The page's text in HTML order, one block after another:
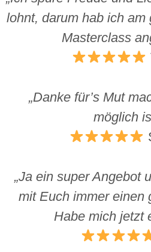
lohnt, darum hab ich am
Masterclass
„Danke für’s Mut
möglich
„Ja ein super Angebot
mit Euch immer einen
Habe mich jetzt